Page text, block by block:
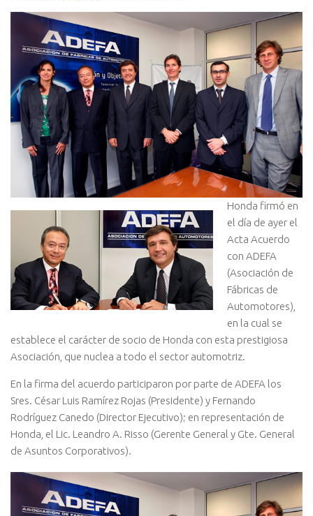
Honda firmó en
el día de ayer el
Acta Acuerdo
con ADEFA
(Asociación de
Fábricas de
Automotores),
en la cual se
establece el carácter de socio de Honda con esta prestigiosa
Asociación, que nuclea a todo el sector automotriz.
En la firma del acuerdo participaron por parte de ADEFA los
Sres. César Luis Ramírez Rojas (Presidente) y Fernando
Rodríguez Canedo (Director Ejecutivo); en representación de
Honda, el Lic. Leandro A. Risso (Gerente General y Gte. General
de Asuntos Corporativos).